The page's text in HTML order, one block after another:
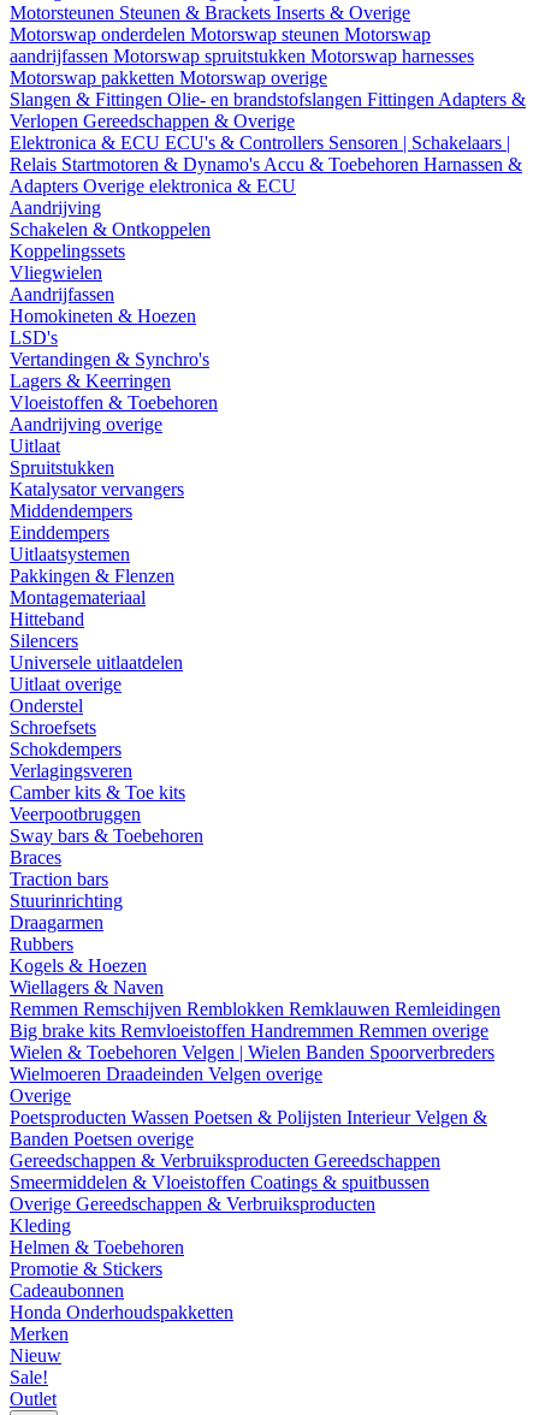
Motorsteunen Steunen & Brackets Inserts & Overige
Motorswap onderdelen Motorswap steunen Motorswap
aandrijfassen Motorswap spruitstukken Motorswap harnesses
Motorswap pakketten Motorswap overige
Slangen & Fittingen Olie- en brandstofslangen Fittingen Adapters &
Verlopen Gereedschappen & Overige
Elektronica & ECU ECU's & Controllers Sensoren | Schakelaars |
Relais Startmotoren & Dynamo's Accu & Toebehoren Harnassen &
Adapters Overige elektronica & ECU
Aandrijving
Schakelen & Ontkoppelen
Koppelingssets
Vliegwielen
Aandrijfassen
Homokineten & Hoezen
LSD's
Vertandingen & Synchro's
Lagers & Keerringen
Vloeistoffen & Toebehoren
Aandrijving overige
Uitlaat
Spruitstukken
Katalysator vervangers
Middendempers
Einddempers
Uitlaatsystemen
Pakkingen & Flenzen
Montagemateriaal
Hitteband
Silencers
Universele uitlaatdelen
Uitlaat overige
Onderstel
Schroefsets
Schokdempers
Verlagingsveren
Camber kits & Toe kits
Veerpootbruggen
Sway bars & Toebehoren
Braces
Traction bars
Stuurinrichting
Draagarmen
Rubbers
Kogels & Hoezen
Wiellagers & Naven
Remmen Remschijven Remblokken Remklauwen Remleidingen
Big brake kits Remvloeistoffen Handremmen Remmen overige
Wielen & Toebehoren Velgen | Wielen Banden Spoorverbreders
Wielmoeren Draadeinden Velgen overige
Overige
Poetsproducten Wassen Poetsen & Polijsten InterieurVelgen &
Banden Poetsen overige
Gereedschappen & Verbruiksproducten Gereedschappen
Smeermiddelen & Vloeistoffen Coatings & spuitbussen
Overige Gereedschappen & Verbruiksproducten
Kleding
Helmen & Toebehoren
Promotie & Stickers
Cadeaubonnen
Honda Onderhoudspakketten
Merken
Nieuw
Sale!
Outlet